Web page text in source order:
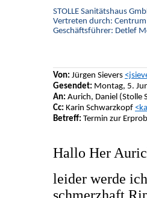
STOLLE Sanitätshaus
Vertreten durch:
Geschäftsführer: Detlef
Von: Jürgen Sievers
Gesendet: Montag, 5.
An: Aurich, Daniel (Stolle
Cc: Karin Schwarzkopf
Betreff: Termin zur
Hallo Her
leider werde